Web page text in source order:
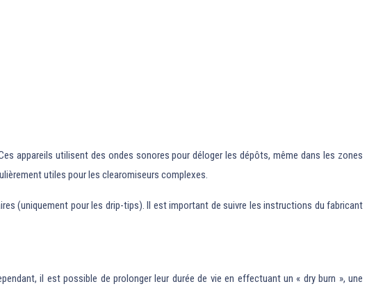
appareils utilisent des ondes sonores pour déloger les dépôts, même dans les zones
utiles pour les clearomiseurs complexes.
(uniquement pour les drip-tips). Il est important de suivre les instructions du fabricant
il est possible de prolonger leur durée de vie en effectuant un « dry burn », une